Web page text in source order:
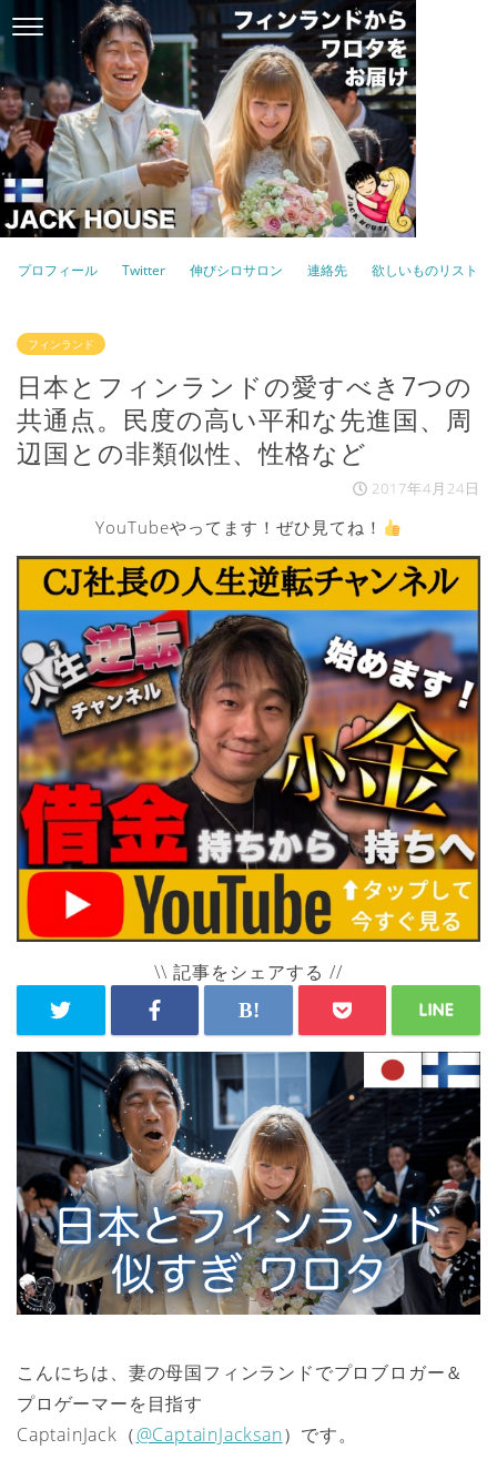
プロフィール Twitter 伸びシロサロン 連絡先 欲しいものリスト
フィンランド
日本とフィンランドの愛すべき7つの
共通点。民度の高い平和な先進国、周
辺国との非類似性、性格など
2017年4月24日
YouTubeやってます！ぜひ見てね！
\\ 記事をシェアする //
こんにちは、妻の母国フィンランドでプロブロガー＆
プロゲーマーを目指す
CaptainJack（@CaptainJacksan）です。